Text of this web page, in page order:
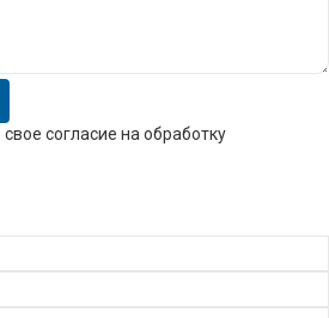
согласие на обработку